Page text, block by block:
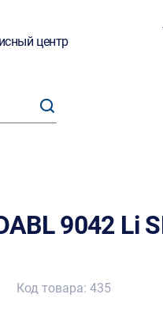
центр
9042 Li
Код товара: 435